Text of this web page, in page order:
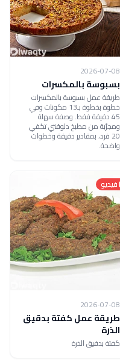
2026-07-08
بسبوسة بالمكسرات
طريقة عمل بسبوسة بالمكسرات
خطوة بخطوة بـ13 مكونات وفي
45 دقيقة فقط. وصفة سهلة
ومجرّبة من مطبخ دلوقتي تكفي
20 فرد، بمقادير دقيقة وخطوات
واضحة.
فيديو
2026-07-08
طريقة عمل كفتة بدقيق
الذرة
كفتة بدقيق الذرة